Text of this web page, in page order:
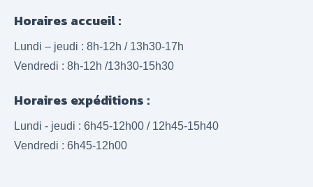
Horaires accueil :
Lundi – jeudi : 8h-12h / 13h30-17h
Vendredi : 8h-12h /13h30-15h30
Horaires expéditions :
Lundi - jeudi : 6h45-12h00 / 12h45-15h40
Vendredi : 6h45-12h00